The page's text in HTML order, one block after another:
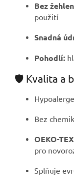
Bez
použití
Snadná
Pohodlí:
🛡️ Kvalita a
Bez
OEKO-
pro
Splňuje